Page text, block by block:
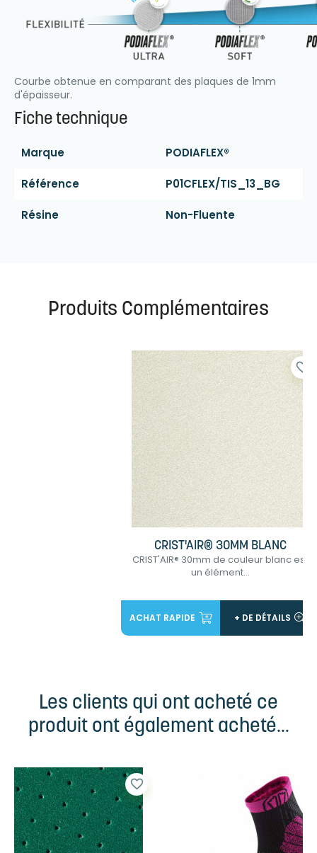
Courbe obtenue en comparant des plaques de 1mm
d'épaisseur.
Fiche technique
Marque PODIAFLEX®
Référence P01CFLEX/TIS_13_BG
Résine Non-Fluente
Produits Complémentaires
CRIST'AIR® 30MM BLANC
CRIST'AIR® 30mm de couleur blanc est
un élément...
favorite_border
ACHAT RAPIDE + DE DÉTAILS
Les clients qui ont acheté ce
produit ont également acheté...
favorite_border